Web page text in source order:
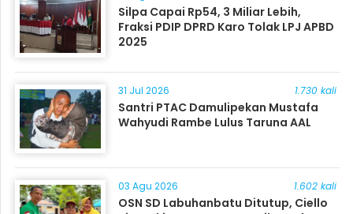
Silpa Capai Rp54, 3 Miliar Lebih,
Fraksi PDIP DPRD Karo Tolak LPJ APBD
2025
31 Jul 2026 1.730 kali
Santri PTAC Damulipekan Mustafa
Wahyudi Rambe Lulus Taruna AAL
03 Agu 2026 1.602 kali
OSN SD Labuhanbatu Ditutup, Ciello